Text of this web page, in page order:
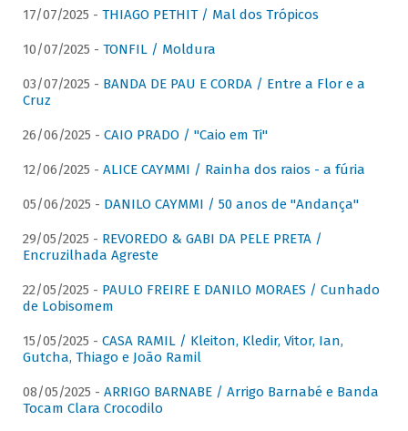
17/07/2025 - THIAGO PETHIT / Mal dos Trópicos
10/07/2025 - TONFIL / Moldura
03/07/2025 - BANDA DE PAU E CORDA / Entre a Flor e a
Cruz
26/06/2025 - CAIO PRADO / "Caio em Ti"
12/06/2025 - ALICE CAYMMI / Rainha dos raios - a fúria
05/06/2025 - DANILO CAYMMI / 50 anos de "Andança"
29/05/2025 - REVOREDO & GABI DA PELE PRETA /
Encruzilhada Agreste
22/05/2025 - PAULO FREIRE E DANILO MORAES / Cunhado
de Lobisomem
15/05/2025 - CASA RAMIL / Kleiton, Kledir, Vitor, Ian,
Gutcha, Thiago e João Ramil
08/05/2025 - ARRIGO BARNABE / Arrigo Barnabé e Banda
Tocam Clara Crocodilo